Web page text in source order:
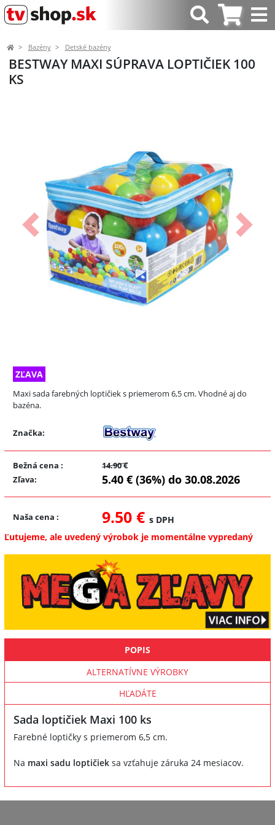
Bazény Detské bazény
BESTWAY MAXI SÚPRAVA LOPTIČIEK 100
KS
Predchádzajúci Ďalší
ZĽAVA
Maxi sada farebných loptičiek s priemerom 6,5 cm. Vhodné aj do
bazéna.
Značka:
Bežná cena :
14.90 €
Zľava: 5.40 € (36%) do 30.08.2026
Naša cena : 9.50 € s DPH
Ľutujeme, ale uvedený výrobok je momentálne vypredaný
POPIS
ALTERNATÍVNE VÝROBKY
HĽADÁTE
Sada loptičiek Maxi 100 ks
Farebné loptičky s priemerom 6,5 cm.
Na maxi sadu loptičiek sa vzťahuje záruka 24 mesiacov.